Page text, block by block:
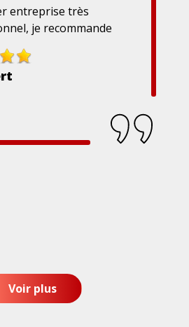
entreprise très
je recommande
Voir plus